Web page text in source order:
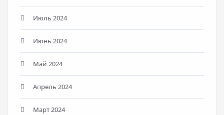
Июль 2024
Июнь 2024
Май 2024
Апрель 2024
Март 2024